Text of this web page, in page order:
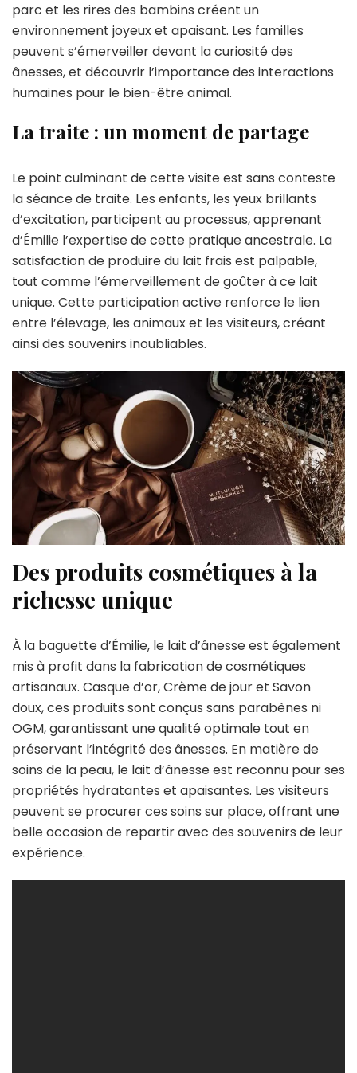
parc et les rires des bambins créent un
environnement joyeux et apaisant. Les familles
peuvent s’émerveiller devant la curiosité des
ânesses, et découvrir l’importance des interactions
humaines pour le bien-être animal.
La traite : un moment de partage
Le point culminant de cette visite est sans conteste
la séance de traite. Les enfants, les yeux brillants
d’excitation, participent au processus, apprenant
d’Émilie l’expertise de cette pratique ancestrale. La
satisfaction de produire du lait frais est palpable,
tout comme l’émerveillement de goûter à ce lait
unique. Cette participation active renforce le lien
entre l’élevage, les animaux et les visiteurs, créant
ainsi des souvenirs inoubliables.
Des produits cosmétiques à la
richesse unique
À la baguette d’Émilie, le lait d’ânesse est également
mis à profit dans la fabrication de cosmétiques
artisanaux. Casque d’or, Crème de jour et Savon
doux, ces produits sont conçus sans parabènes ni
OGM, garantissant une qualité optimale tout en
préservant l’intégrité des ânesses. En matière de
soins de la peau, le lait d’ânesse est reconnu pour ses
propriétés hydratantes et apaisantes. Les visiteurs
peuvent se procurer ces soins sur place, offrant une
belle occasion de repartir avec des souvenirs de leur
expérience.